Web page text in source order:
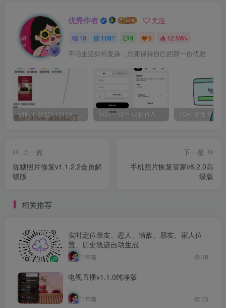
优秀作者 关注
10 1597 9 9 12.5W+
不论生活如何复杂，总要保持自己的那一份优雅
朔风下载25110109 -磁力下载神器-去VIP限制版本
上一篇
佐糖照片修复v1.1.2.2会员解
锁版
下一篇
手机照片恢复管家v8.2.0高
级版
相关推荐
实时定位亲友、恋人、情敌、朋友、家人位
置、历史轨迹自动生成
1年前 38
电视直播v1.1.0纯净版
1年前 73